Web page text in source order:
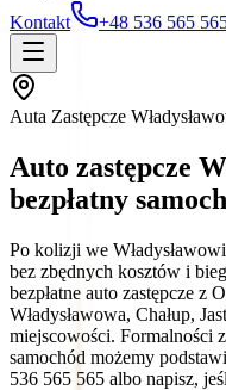
Kontakt
+48 536 565
Auta Zastępcze
Auto zastępcze
bezpłatny
Po kolizji we
bez zbędnych kosztów i
bezpłatne auto zastępcze
Władysławowa, Chałup,
miejscowości. Formalności
samochód możemy
536 565 565 albo napisz,